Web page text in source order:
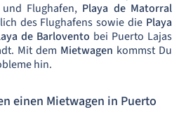
Flughafen, Playa de Matorral
des Flughafens sowie die Playa
de Barlovento bei Puerto Lajas
Mit dem Mietwagen kommst Du
hin.
einen Mietwagen in Puerto